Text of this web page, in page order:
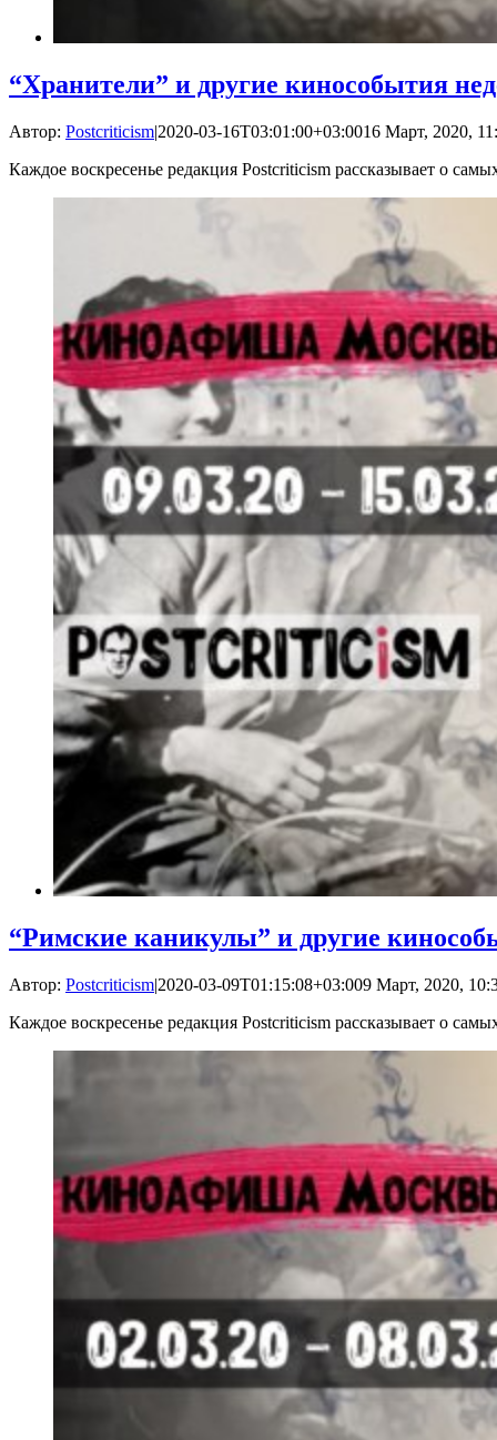
“Хранители” и другие кинособытия
Автор: Postcriticism|2020-03-16T03:01:00+03:0016 Март, 2020,
Каждое воскресенье редакция Postcriticism рассказывает о
“Римские каникулы” и другие
Автор: Postcriticism|2020-03-09T01:15:08+03:009 Март, 2020,
Каждое воскресенье редакция Postcriticism рассказывает о